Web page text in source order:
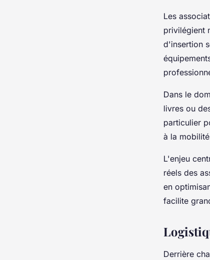
Les
privilégient
d'insertion
Dans le
livres ou
particulier
à la
L'enjeu
réels des
en
facilite
Derrière